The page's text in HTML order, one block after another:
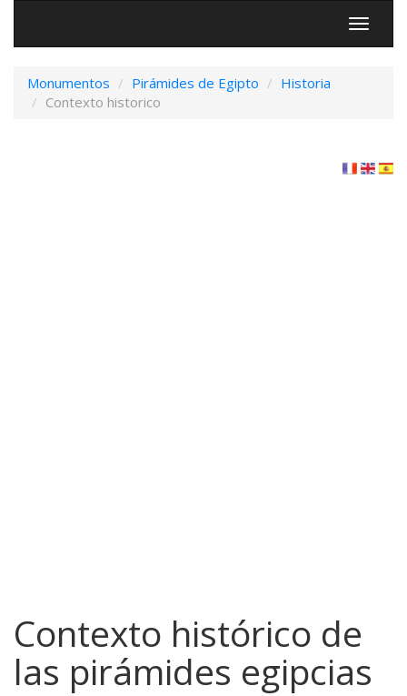
Menú
Monumentos Pirámides de Egipto
Historia
Contexto historico
Contexto histórico de
las pirámides egipcias